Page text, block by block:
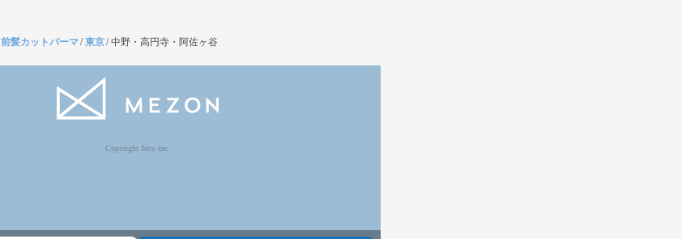
前髪カットパーマ/東京/中野・高円寺・阿佐ヶ谷
Copyright Jocy inc.